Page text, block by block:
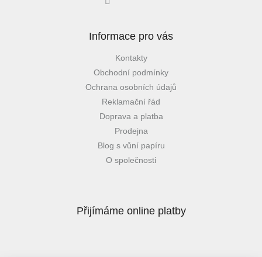
Informace pro vás
Kontakty
Obchodní podmínky
Ochrana osobních údajů
Reklamační řád
Doprava a platba
Prodejna
Blog s vůní papíru
O společnosti
Přijímáme online platby